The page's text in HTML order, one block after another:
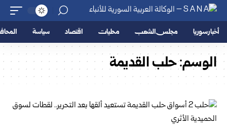
أخبار سوريا مجلس الشعب محليات اقتصاد سياسة
الوسم:حلب القديمة